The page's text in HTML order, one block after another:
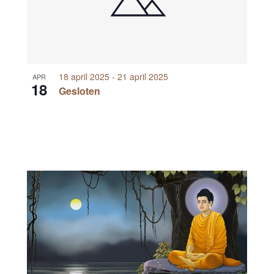
APR
18 Gesloten
18 april 2025 - 21 april 2025